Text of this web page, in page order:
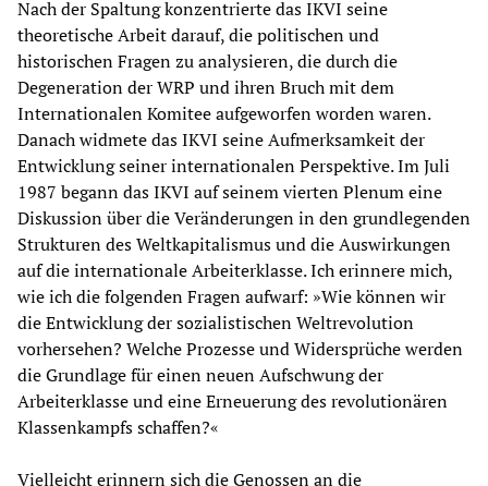
Nach der Spaltung konzentrierte das IKVI seine
theoretische Arbeit darauf, die politischen und
historischen Fragen zu analysieren, die durch die
Degeneration der WRP und ihren Bruch mit dem
Internationalen Komitee aufgeworfen worden waren.
Danach widmete das IKVI seine Aufmerksamkeit der
Entwicklung seiner internationalen Perspektive. Im Juli
1987 begann das IKVI auf seinem vierten Plenum eine
Diskussion über die Veränderungen in den grundlegenden
Strukturen des Weltkapitalismus und die Auswirkungen
auf die internationale Arbeiterklasse. Ich erinnere mich,
wie ich die folgenden Fragen aufwarf: »Wie können wir
die Entwicklung der sozialistischen Weltrevolution
vorhersehen? Welche Prozesse und Widersprüche werden
die Grundlage für einen neuen Aufschwung der
Arbeiterklasse und eine Erneuerung des revolutionären
Klassenkampfs schaffen?«
Vielleicht erinnern sich die Genossen an die